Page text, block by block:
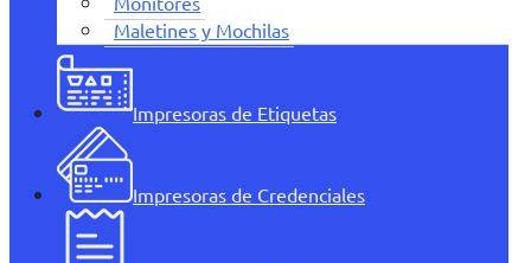
Maletines y Mochilas
Impresoras de Etiquetas
Impresoras de Credenciales